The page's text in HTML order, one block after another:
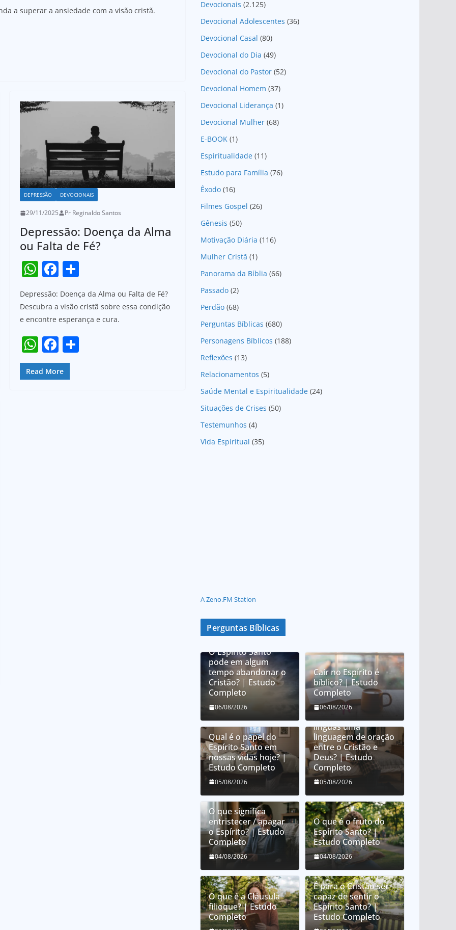
a superar a ansiedade com a visão cristã.
DEPRESSÃO DEVOCIONAIS
29/11/2025 Pr Reginaldo Santos
Depressão: Doença da Alma
ou Falta de Fé?
W
h
at
s
A
p
p
F
c
e
b
o
o
k
ar
e
Depressão: Doença da Alma ou Falta de Fé?
Descubra a visão cristã sobre essa condição
e encontre esperança e cura.
W
h
at
F
a
c
Read More
Devocionais (2.125)
Devocional Adolescentes (36)
Devocional Casal (80)
Devocional do Dia (49)
Devocional do Pastor (52)
Devocional Homem (37)
Devocional Liderança (1)
Devocional Mulher (68)
E-BOOK (1)
Espiritualidade (11)
Estudo para Família (76)
Êxodo (16)
Filmes Gospel (26)
Gênesis (50)
Motivação Diária (116)
Mulher Cristã (1)
Panorama da Bíblia (66)
Passado (2)
Perdão (68)
Perguntas Bíblicas (680)
Personagens Bíblicos (188)
Reflexões (13)
Relacionamentos (5)
Saúde Mental e Espiritualidade (24)
Situações de Crises (50)
Testemunhos (4)
Vida Espiritual (35)
A Zeno.FM Station
Perguntas Bíblicas
O Espírito Santo
pode em algum
tempo abandonar o
Cristão? | Estudo
Completo
06/08/2026
Cair no Espírito é
bíblico? | Estudo
Completo
06/08/2026
Qual é o papel do
Espírito Santo em
nossas vidas hoje? |
Estudo Completo
05/08/2026
O que é orar em
línguas uma
linguagem de oração
entre o Cristão e
Deus? | Estudo
Completo
05/08/2026
O que significa
entristecer / apagar
o Espírito? | Estudo
Completo
04/08/2026
O que é o fruto do
Espírito Santo? |
Estudo Completo
04/08/2026
O que é a Cláusula
filioque? | Estudo
Completo
É para o Cristão ser
capaz de sentir o
Espírito Santo? |
Estudo Completo